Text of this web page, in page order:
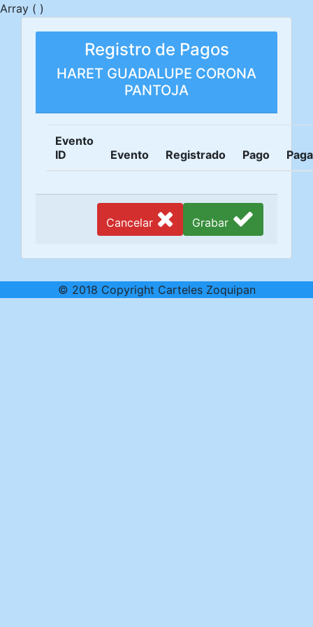
Array ( )
Registro de Pagos
HARET GUADALUPE CORONA
PANTOJA
Evento
ID
Evento Registrado Pago
Grabar
Cancelar
© 2018 Copyright Carteles Zoquipan